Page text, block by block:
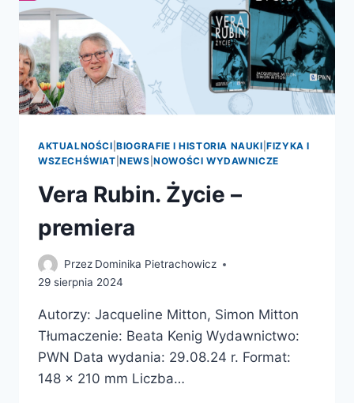
AKTUALNOŚCI |BIOGRAFIE I HISTORIA NAUKI |FIZYKA I
WSZECHŚWIAT |NEWS |NOWOŚCI WYDAWNICZE
Vera Rubin. Życie –
premiera
Przez Dominika Pietrachowicz
29 sierpnia 2024
Autorzy: Jacqueline Mitton, Simon Mitton
Tłumaczenie: Beata Kenig Wydawnictwo:
PWN Data wydania: 29.08.24 r. Format:
148 x 210 mm Liczba…